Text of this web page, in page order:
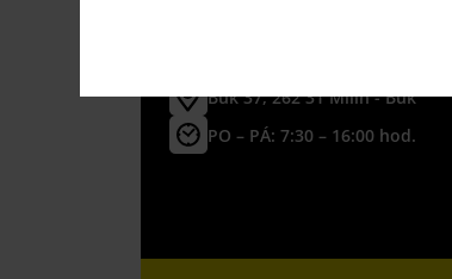
Buk 37, 262 31 Milín - Buk
PO – PÁ: 7:30 – 16:00 hod.